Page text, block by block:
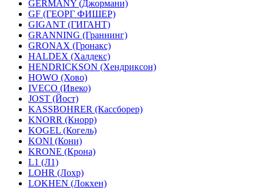
GERMANY (Джормани)
GF (ГЕОРГ ФИШЕР)
GIGANT (ГИГАНТ)
GRANNING (Граннинг)
GRONAX (Гронакс)
HALDEX (Халдекс)
HENDRICKSON (Хендриксон)
HOWO (Хово)
IVECO (Ивеко)
JOST (Йост)
KASSBOHRER (Касcборер)
KNORR (Кнорр)
KOGEL (Когель)
KONI (Кони)
KRONE (Крона)
L1 (Л1)
LOHR (Лохр)
LOKHEN (Локхен)